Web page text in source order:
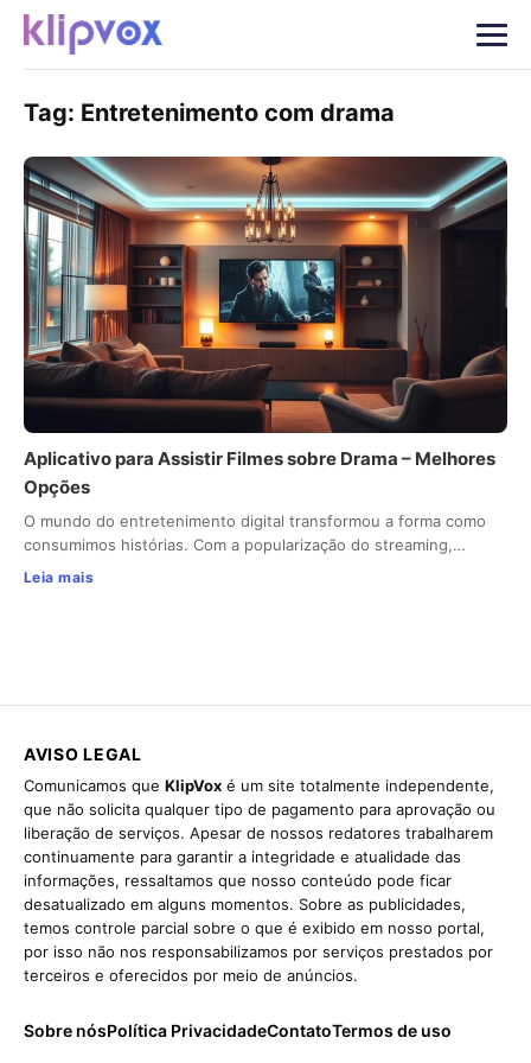
Tag: Entretenimento com drama
Aplicativo para Assistir Filmes sobre Drama – Melhores
Opções
O mundo do entretenimento digital transformou a forma como
consumimos histórias. Com a popularização do streaming,…
Leia mais
AVISO LEGAL
Comunicamos que KlipVox é um site totalmente independente,
que não solicita qualquer tipo de pagamento para aprovação ou
liberação de serviços. Apesar de nossos redatores trabalharem
continuamente para garantir a integridade e atualidade das
informações, ressaltamos que nosso conteúdo pode ficar
desatualizado em alguns momentos. Sobre as publicidades,
temos controle parcial sobre o que é exibido em nosso portal,
por isso não nos responsabilizamos por serviços prestados por
terceiros e oferecidos por meio de anúncios.
Sobre nósPolítica PrivacidadeContatoTermos de uso